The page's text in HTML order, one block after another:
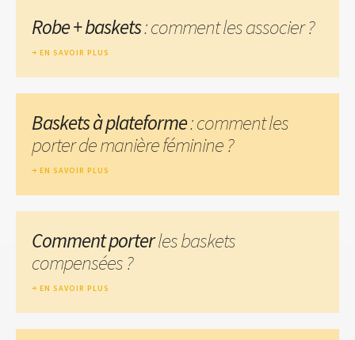
Robe + baskets: comment les associer ?
EN SAVOIR PLUS
Baskets à plateforme: comment les
porter de manière féminine ?
EN SAVOIR PLUS
Comment porterles baskets
compensées ?
EN SAVOIR PLUS